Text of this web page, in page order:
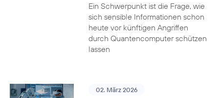
Ein Schwerpunkt ist die Frage, wie
sich sensible Informationen schon
heute vor künftigen Angriffen
durch Quantencomputer schützen
lassen
02. März 2026